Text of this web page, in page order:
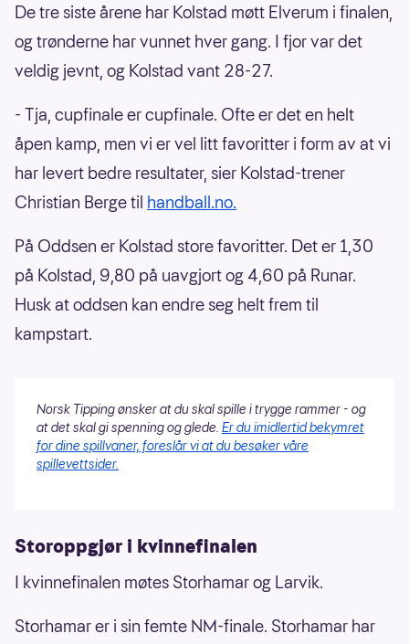
De tre siste årene har Kolstad møtt Elverum i finalen,
og trønderne har vunnet hver gang. I fjor var det
veldig jevnt, og Kolstad vant 28-27.
- Tja, cupfinale er cupfinale. Ofte er det en helt
åpen kamp, men vi er vel litt favoritter i form av at vi
har levert bedre resultater, sier Kolstad-trener
Christian Berge til handball.no.
På Oddsen er Kolstad store favoritter. Det er 1,30
på Kolstad, 9,80 på uavgjort og 4,60 på Runar.
Husk at oddsen kan endre seg helt frem til
kampstart.
Norsk Tipping ønsker at du skal spille i trygge rammer - og
at det skal gi spenning og glede. Er du imidlertid bekymret
for dine spillvaner, foreslår vi at du besøker våre
spillevettsider.
Storoppgjør i kvinnefinalen
I kvinnefinalen møtes Storhamar og Larvik.
Storhamar er i sin femte NM-finale. Storhamar har